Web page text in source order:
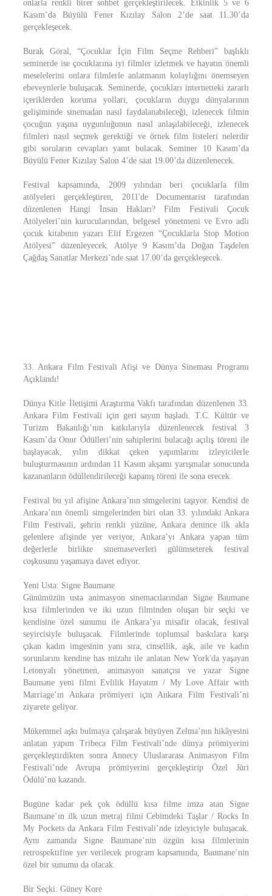
onlarla renkli birer sohbet gerçekleştirilecek. Etkinlik 5 ve 6
Kasım’da Büyülü Fener Kızılay Salon 2’de saat 11.30’da
gerçekleşecek.
Burak Göral, “Çocuklar İçin Film Seçme Rehberi” başlıklı
seminerde ise çocuklarına iyi filmler izletmek ve hayatın önemli
meselelerini onlara filmlerle anlatmanın kolaylığını önemseyen
ebeveynlerle buluşacak. Seminerde, çocukları internetteki zararlı
içeriklerden koruma yolları, çocukların duygu dünyalarının
gelişiminde sinemadan nasıl faydalanabileceği, izlenecek filmin
çocuğun yaşına uygunluğunun nasıl anlaşılabileceği, izlenecek
filmleri nasıl seçmek gerektiği ve örnek film listeleri nelerdir
gibi soruların cevapları yanıt bulacak. Seminer 10 Kasım’da
Büyülü Fener Kızılay Salon 4’de saat 19.00’da düzenlenecek.
Festival kapsamında, 2009 yılından beri çocuklarla film
atölyeleri gerçekleştiren, 2011'de Documentarist tarafından
düzenlenen Hangi İnsan Hakları? Film Festivali Çocuk
Atölyeleri’nin kurucularından, belgesel yönetmeni ve Evro adlı
çocuk kitabının yazarı Elif Ergezen “Çocuklarla Stop Motion
Atölyesi” düzenleyecek. Atölye 9 Kasım’da Doğan Taşdelen
Çağdaş Sanatlar Merkezi’nde saat 17.00’da gerçekleşecek.
33. Ankara Film Festivali Afişi ve Dünya Sineması Programı
Açıklandı!
Dünya Kitle İletişimi Araştırma Vakfı tarafından düzenlenen 33.
Ankara Film Festivali için geri sayım başladı. T.C. Kültür ve
Turizm Bakanlığı’nın katkılarıyla düzenlenecek festival 3
Kasım’da Onur Ödülleri’nin sahiplerini bulacağı açılış töreni ile
başlayacak, yılın dikkat çeken yapımlarını izleyicilerle
buluşturmasının ardından 11 Kasım akşamı yarışmalar sonucunda
kazananların ödüllendirileceği kapanış töreni ile sona erecek.
Festival bu yıl afişine Ankara’nın simgelerini taşıyor. Kendisi de
Ankara’nın önemli simgelerinden biri olan 33. yılındaki Ankara
Film Festivali, şehrin renkli yüzüne, Ankara denince ilk akla
gelenlere afişinde yer veriyor, Ankara’yı Ankara yapan tüm
değerlerle birlikte sinemaseverleri gülümseterek festival
coşkusunu yaşamaya davet ediyor.
Yeni Usta: Signe Baumane
Günümüzün usta animasyon sinemacılarından Signe Baumane
kısa filmlerinden ve iki uzun filminden oluşan bir seçki ve
kendisine özel sunumu ile Ankara’ya misafir olacak, festival
seyircisiyle buluşacak. Filmlerinde toplumsal baskılara karşı
çıkan kadın imgesinin yanı sıra, cinsellik, aşk, aile ve kadın
sorunlarını kendine has mizahı ile anlatan New York'da yaşayan
Letonyalı yönetmen, animasyon sanatçısı ve yazar Signe
Baumane yeni filmi Evlilik Hayatım / My Love Affair with
Marriage’ın Ankara prömiyeri için Ankara Film Festivali’ni
ziyarete geliyor.
Mükemmel aşkı bulmaya çalışarak büyüyen Zelma’nın hikâyesini
anlatan yapım Tribeca Film Festivali’nde dünya prömiyerini
gerçekleştirdikten sonra Annecy Uluslararası Animasyon Film
Festivali’nde Avrupa prömiyerini gerçekleştirip Özel Jüri
Ödülü’nü kazandı.
Bugüne kadar pek çok ödüllü kısa filme imza atan Signe
Baumane’ın ilk uzun metraj filmi Cebimdeki Taşlar / Rocks In
My Pockets da Ankara Film Festivali’nde izleyiciyle buluşacak.
Aynı zamanda Signe Baumane’nin özgün kısa filmlerinin
retrospektifine yer verilecek program kapsamında, Baumane’nin
özel bir sunumu da olacak.
Bir Seçki: Güney Kore